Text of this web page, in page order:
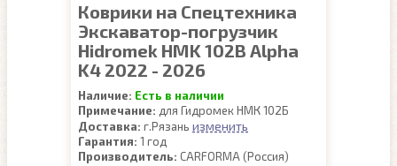
Коврики на Спецтехника
Экскаватор-погрузчик
Hidromek HMK 102B Alpha
K4 2022 - 2026
Наличие: Есть в наличии
Примечание: для Гидромек НМК 102Б
Доставка: г.Рязань изменить
Гарантия: 1 год
Производитель: CARFORMA (Россия)